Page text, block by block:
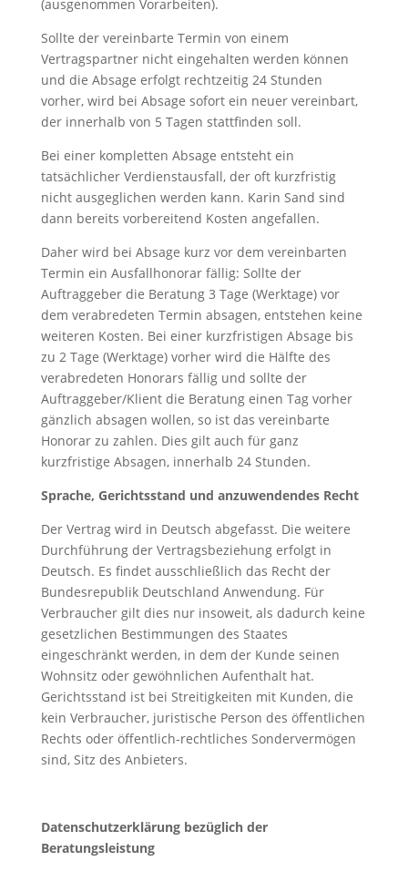
(ausgenommen Vorarbeiten).
Sollte der vereinbarte Termin von einem
Vertragspartner nicht eingehalten werden können
und die Absage erfolgt rechtzeitig 24 Stunden
vorher, wird bei Absage sofort ein neuer vereinbart,
der innerhalb von 5 Tagen stattfinden soll.
Bei einer kompletten Absage entsteht ein
tatsächlicher Verdienstausfall, der oft kurzfristig
nicht ausgeglichen werden kann. Karin Sand sind
dann bereits vorbereitend Kosten angefallen.
Daher wird bei Absage kurz vor dem vereinbarten
Termin ein Ausfallhonorar fällig: Sollte der
Auftraggeber die Beratung 3 Tage (Werktage) vor
dem verabredeten Termin absagen, entstehen keine
weiteren Kosten. Bei einer kurzfristigen Absage bis
zu 2 Tage (Werktage) vorher wird die Hälfte des
verabredeten Honorars fällig und sollte der
Auftraggeber/Klient die Beratung einen Tag vorher
gänzlich absagen wollen, so ist das vereinbarte
Honorar zu zahlen. Dies gilt auch für ganz
kurzfristige Absagen, innerhalb 24 Stunden.
Sprache, Gerichtsstand und anzuwendendes Recht
Der Vertrag wird in Deutsch abgefasst. Die weitere
Durchführung der Vertragsbeziehung erfolgt in
Deutsch. Es findet ausschließlich das Recht der
Bundesrepublik Deutschland Anwendung. Für
Verbraucher gilt dies nur insoweit, als dadurch keine
gesetzlichen Bestimmungen des Staates
eingeschränkt werden, in dem der Kunde seinen
Wohnsitz oder gewöhnlichen Aufenthalt hat.
Gerichtsstand ist bei Streitigkeiten mit Kunden, die
kein Verbraucher, juristische Person des öffentlichen
Rechts oder öffentlich-rechtliches Sondervermögen
sind, Sitz des Anbieters.
Datenschutzerklärung bezüglich der
Beratungsleistung